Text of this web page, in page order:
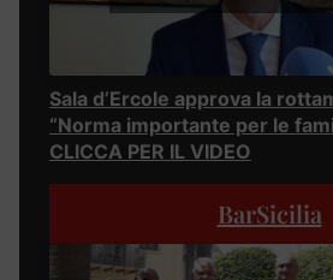
Sala d’Ercole approva la
“Norma importante per le
CLICCA PER IL VIDEO
BarSicilia